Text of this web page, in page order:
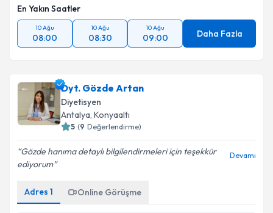
En Yakın Saatler
10 Ağu
08:00
10 Ağu
08:30
10 Ağu
09:00 Daha Fazla
Dyt. Gözde Artan
Diyetisyen
Antalya, Konyaaltı
5 (9 Değerlendirme)
Gözde hanıma detaylı bilgilendirmeleri için teşekkür
ediyorum
Devamı
Adres 1 Online Görüşme